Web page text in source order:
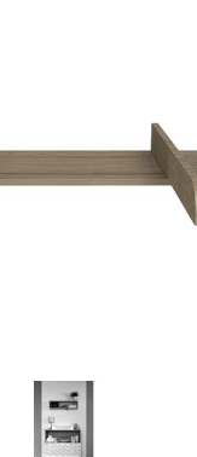
INFORMACE O